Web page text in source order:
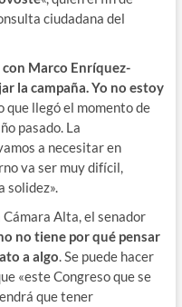
ciudadana del
Marco Enríquez-
la campaña. Yo no estoy
que llegó el momento de
pasado. La
a necesitar en
va ser muy difícil,
solidez».
Alta, el senador
no tiene por qué pensar
a algo. Se puede hacer
«este Congreso que se
que tener